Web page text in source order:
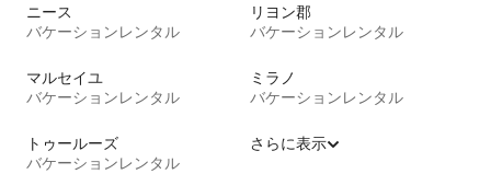
ニース
バケーションレンタル
リヨン郡
バケーションレンタル
マルセイユ
バケーションレンタル
ミラノ
バケーションレンタル
トゥールーズ
バケーションレンタル
さらに表示